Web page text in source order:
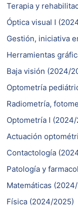
Terapia y
Óptica visual I
Gestión, iniciativa
Herramientas
Baja visión (2024/
Optometría
Radiometría,
Optometría I
Actuación
Contactología
Patología y
Matemáticas
Física (2024/2025)